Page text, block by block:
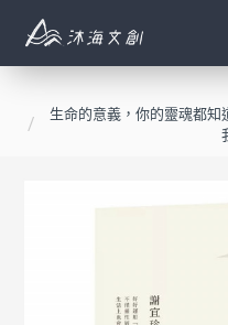
生命的意義，你的靈魂都